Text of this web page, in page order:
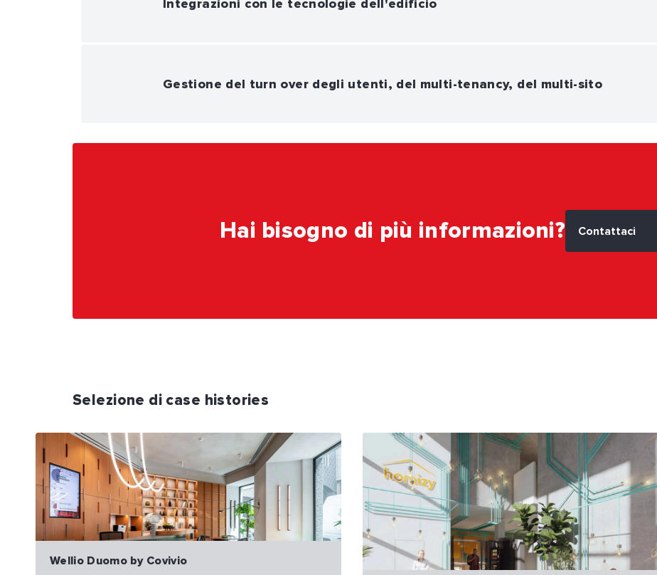
Integrazioni con le tecnologie dell'edificio
Gestione del turn over degli utenti, del multi-tenancy, del multi-sito
Hai bisogno di più informazioni? Contattaci
Selezione di case histories
Wellio Duomo by Covivio